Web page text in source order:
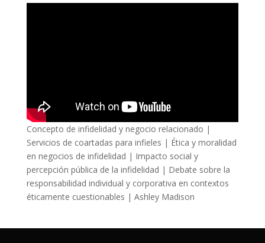
Concepto de infidelidad y negocio relacionado |
Servicios de coartadas para infieles | Ética y moralidad
en negocios de infidelidad | Impacto social y
percepción pública de la infidelidad | Debate sobre la
responsabilidad individual y corporativa en contextos
éticamente cuestionables | Ashley Madison